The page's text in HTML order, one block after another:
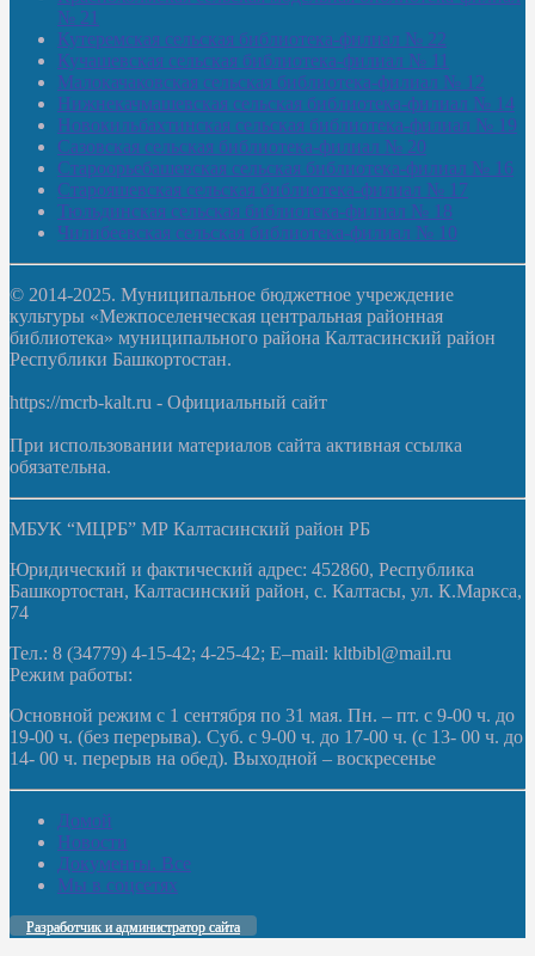
№ 21
Кутеремская сельская библиотека-филиал № 22
Кучашевская сельская библиотека-филиал № 11
Малокачаковская сельская библиотека-филиал № 12
Нижнекачмашевская сельская библиотека-филиал № 14
Новокильбахтинская сельская библиотека-филиал № 19
Сазовская сельская библиотека-филиал № 20
Староорьебашевская сельская библиотека-филиал № 16
Старояшевская сельская библиотека-филиал № 17
Тюльдинская сельская библиотека-филиал № 18
Чилибеевская сельская библиотека-филиал № 10
© 2014-2025. Муниципальное бюджетное учреждение
культуры «Межпоселенческая центральная районная
библиотека» муниципального района Калтасинский район
Республики Башкортостан.
https://mcrb-kalt.ru - Официальный сайт
При использовании материалов сайта активная ссылка
обязательна.
МБУК “МЦРБ” МР Калтасинский район РБ
Юридический и фактический адрес: 452860, Республика
Башкортостан, Калтасинский район, с. Калтасы, ул. К.Маркса,
74
Тел.: 8 (34779) 4-15-42; 4-25-42; E–mail: kltbibl@mail.ru
Режим работы:
Основной режим с 1 сентября по 31 мая. Пн. – пт. с 9-00 ч. до
19-00 ч. (без перерыва). Суб. с 9-00 ч. до 17-00 ч. (с 13- 00 ч. до
14- 00 ч. перерыв на обед). Выходной – воскресенье
Домой
Новости
Документы. Все
Мы в соцсетях
Разработчик и администратор сайта